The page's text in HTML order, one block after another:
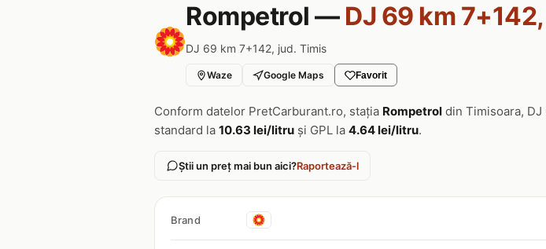
Rompetrol — DJ 69 km
DJ 69 km 7+142, jud. Timis
Waze Google Maps Favorit
Conform datelor PretCarburant.ro, stația Rompetrol din Timisoara,
standard la 10.63 lei/litru și GPL la 4.64 lei/litru.
Știi un preț mai bun aici?Raportează-l
Brand